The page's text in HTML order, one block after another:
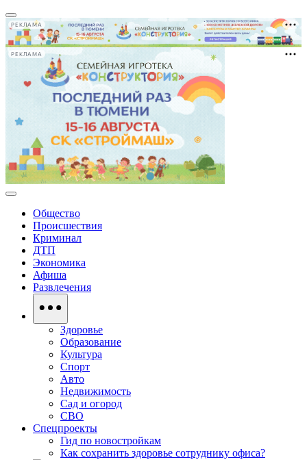
РЕКЛАМА
РЕКЛАМА
Общество
Происшествия
Криминал
ДТП
Экономика
Афиша
Развлечения
Здоровье
Образование
Культура
Спорт
Авто
Недвижимость
Сад и огород
СВО
Спецпроекты
Гид по новостройкам
Как сохранить здоровье сотруднику офиса?